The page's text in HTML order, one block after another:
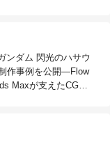
ンダム 閃光のハサウ
作事例を公開―Flow
Maxが支えたCG制